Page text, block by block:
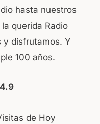
hasta nuestros
querida Radio
y disfrutamos. Y
100 años.
de Hoy